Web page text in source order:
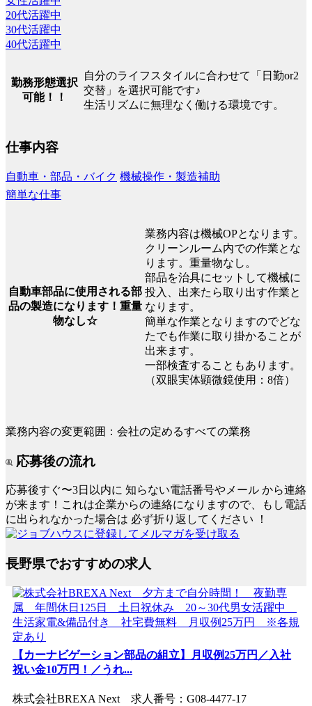
20代活躍中
30代活躍中
40代活躍中
勤務形態選択
可能！！
自分のライフスタイルに合わせて「日勤or2
交替」を選択可能です♪
生活リズムに無理なく働ける環境です。
仕事内容
自動車・部品・バイク 機械操作・製造補助
簡単な仕事
自動車部品に使用される部
品の製造になります！重量
物なし☆
業務内容は機械OPとなります。
クリーンルーム内での作業とな
ります。重量物なし。
部品を治具にセットして機械に
投入、出来たら取り出す作業と
なります。
簡単な作業となりますのでどな
たでも作業に取り掛かることが
出来ます。
一部検査することもあります。
（双眼実体顕微鏡使用：8倍）
業務内容の変更範囲：会社の定めるすべての業務
応募後の流れ
応募後すぐ〜3日以内に 知らない電話番号やメール から連絡
が来ます！これは企業からの連絡になりますので、もし電話
に出られなかった場合は 必ず折り返してください ！
長野県でおすすめの求人
【カーナビゲーション部品の組立】月収例25万円／入社
祝い金10万円！／うれ...
株式会社BREXA Next 求人番号：G08-4477-17